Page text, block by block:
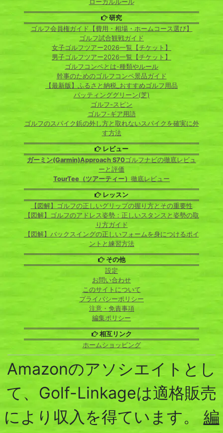
ローカルルール
研究
ゴルフ会員権ガイド【費用・相場・ホームコース選び】
ゴルフ試合観戦ガイド
女子ゴルフツアー2026一覧【チケット】
男子ゴルフツアー2026一覧【チケット】
ゴルフコンペとは-種類やルール
幹事のためのゴルフコンペ景品ガイド
【最新版】ふるさと納税_おすすめゴルフ用品
パッティンググリーン(芝)
ゴルフ-スピン
ゴルフ-ギア用語
ゴルフのスパイク鋲の外し方と取れないスパイクを確実に外
す方法
レビュー
ガーミン(Garmin)Approach S70ゴルフナビの徹底レビュ
ーと評価
TourTee（ツアーティー） 徹底レビュー
レッスン
【図解】ゴルフの正しいグリップの握り方とその重要性
【図解】ゴルフのアドレス姿勢：正しいスタンスと姿勢の取
り方ガイド
【図解】バックスイングの正しいフォームを身につけるポイ
ントと練習方法
その他
設定
お問い合わせ
このサイトについて
プライバシーポリシー
注意・免責事項
編集ポリシー
相互リンク
ホームショッピング
Amazonのアソシエイトとし
て、Golf-Linkageは適格販売
により収入を得ています。 編